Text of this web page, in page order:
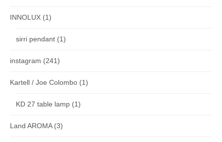
INNOLUX (1)
sirri pendant (1)
instagram (241)
Kartell / Joe Colombo (1)
KD 27 table lamp (1)
Land AROMA(3)